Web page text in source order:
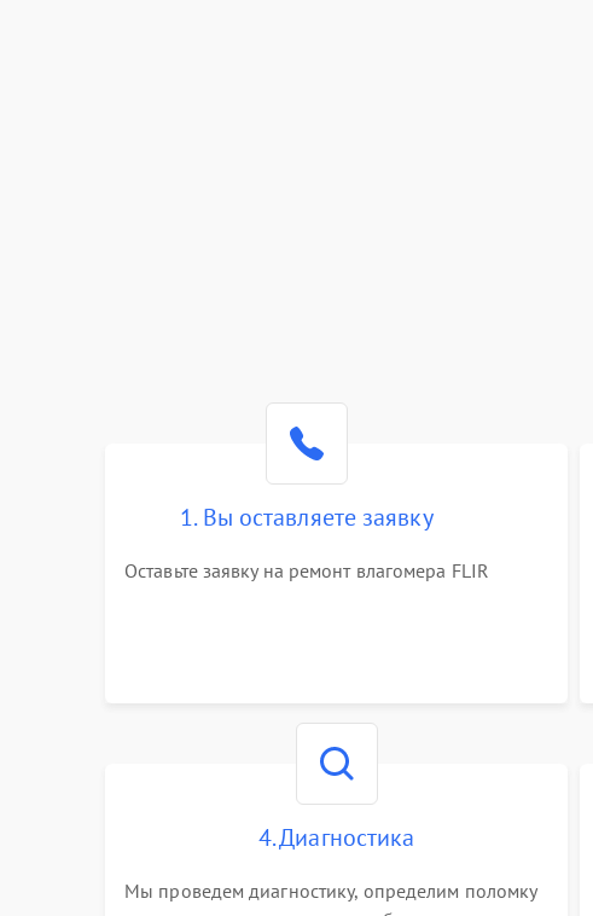
1. Вы оставляете заявку
Оставьте заявку на ремонт влагомера FLIR
4. Диагностика
Мы проведем диагностику, определим поломку